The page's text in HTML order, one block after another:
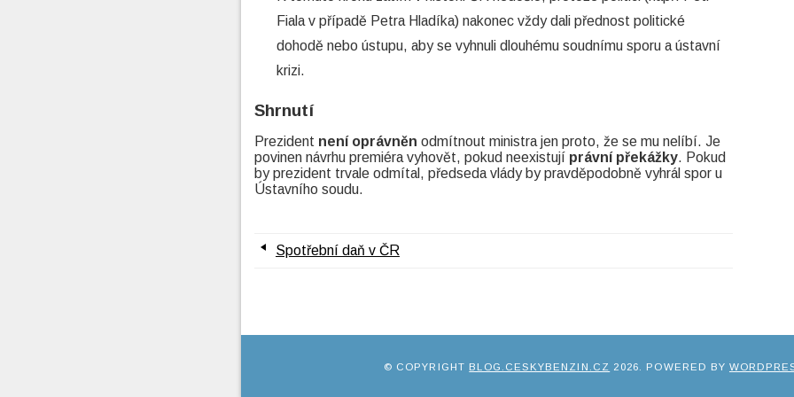
Fiala v případě Petra Hladíka) nakonec vždy dali přednost politické
dohodě nebo ústupu, aby se vyhnuli dlouhému soudnímu sporu a ústavní
krizi.
Shrnutí
Prezident není oprávněn odmítnout ministra jen proto, že se mu nelíbí. Je
povinen návrhu premiéra vyhovět, pokud neexistují právní překážky. Pokud
by prezident trvale odmítal, předseda vlády by pravděpodobně vyhrál spor u
Ústavního soudu.
Spotřební daň v ČR
© COPYRIGHT BLOG.CESKYBENZIN.CZ 2026 . POWERED BY